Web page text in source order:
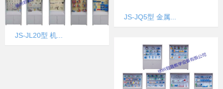
JS-JL20型 机...
JS-JQ5型 金属...